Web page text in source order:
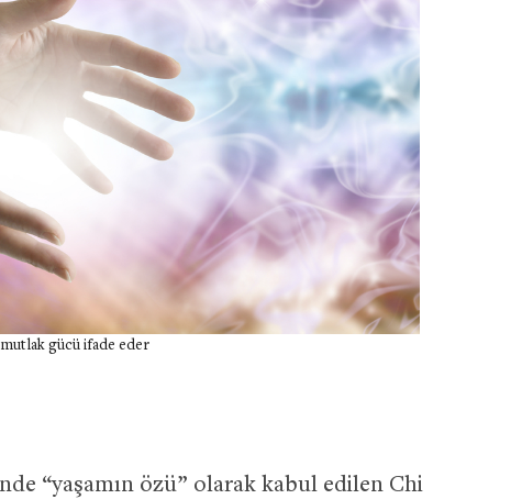
gücü ifade eder
“yaşamın özü” olarak kabul edilen Chi